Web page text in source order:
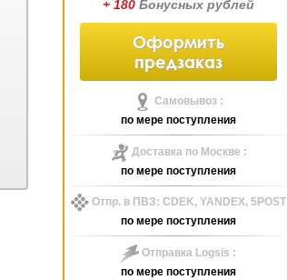
+ 180 Бонусных рублей
Оформить
предзаказ
Самовывоз :
по мере поступления
Доставка по Москве :
по мере поступления
Отпр. в ПВЗ: CDEK, YANDEX, 5POST
по мере поступления
Отправка Logsis :
по мере поступления